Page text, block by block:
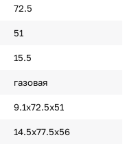
72.5
51
15.5
газовая
9.1х72.5х51
14.5х77.5х56